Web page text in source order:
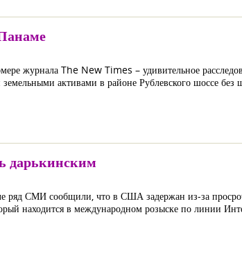
журнала The New Times – удивительное
земельными активами в районе Рублевского шоссе
дарькинским
ряд СМИ сообщили, что в США задержан из-за
находится в международном розыске по линии